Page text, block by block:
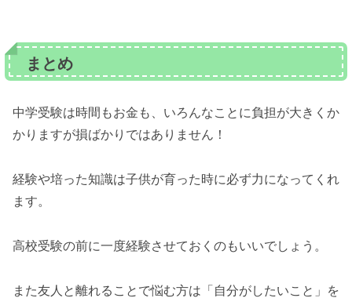
まとめ
中学受験は時間もお金も、いろんなことに負担が大きくか
かりますが損ばかりではありません！
経験や培った知識は子供が育った時に必ず力になってくれ
ます。
高校受験の前に一度経験させておくのもいいでしょう。
また友人と離れることで悩む方は「自分がしたいこと」を